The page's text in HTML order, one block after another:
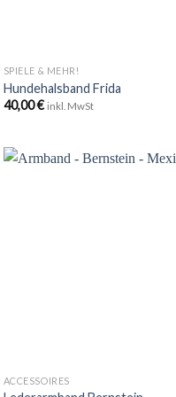
SPIELE & MEHR!
Hundehalsband Frida
40,00€ inkl. MwSt
ACCESSOIRES